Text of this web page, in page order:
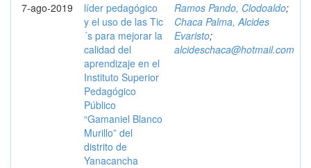
7-ago-2019
líder pedagógico
y el uso de las Tic
´s para mejorar la
calidad del
aprendizaje en el
Instituto Superior
Pedagógico
Público
“Gamaniel Blanco
Murillo” del
distrito de
Yanacancha
Ramos Pando, Clodoaldo;
Chaca Palma, Alcides
Evaristo;
alcideschaca@hotmail.com